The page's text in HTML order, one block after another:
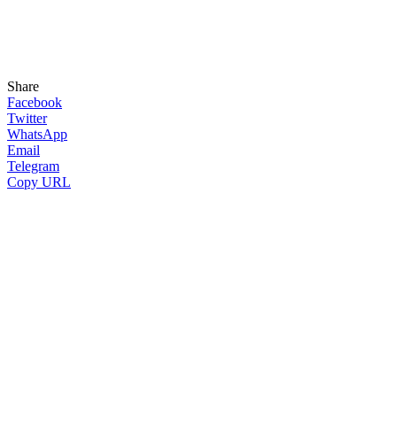
Share
Facebook
Twitter
WhatsApp
Email
Telegram
Copy URL